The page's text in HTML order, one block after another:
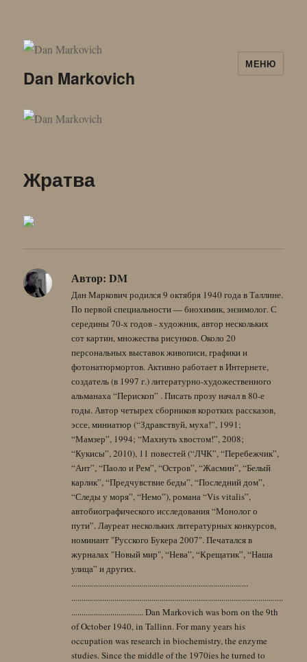
Dan Markovich
МЕНЮ
Жратва
Автор: DM
Дан Маркович родился 9 октября 1940 года в Таллине.
По первой специальности — биохимик, энзимолог. С
середины 70-х годов - художник, автор нескольких
сот картин, множества рисунков. Около 20
персональных выставок живописи, графики и
фотонатюрмортов. Активно работает в Интернете,
создатель (в 1997 г.) литературно-художественного
альманаха “Перископ” . Писать прозу начал в 80-е
годы. Автор четырех сборников коротких рассказов,
эссе, миниатюр (“Здравствуй, муха!”, 1991;
“Мамзер”, 1994; “Махнуть хвостом!”, 2008;
“Кукисы”, 2010), 11 повестей (“ЛЧК”, “Перебежчик”,
“Ант”, “Паоло и Рем”, “Остров”, “Жасмин”, “Белый
карлик”, “Предчувствие беды”, “Последний дом”,
“Следы у моря”, “Немо”), романа “Vis vitalis”,
автобиографического исследования “Монолог о
пути”. Лауреат нескольких литературных конкурсов,
номинант "Русского Букера 2007". Печатался в
журналах "Новый мир", “Нева”, “Крещатик”, “Наша
улица” и других.
......................................................................................
.......................................................................................................
................................... Dan Markovich was born on the 9th
of October 1940, in Tallinn. For many years his
occupation was research in biochemistry, the enzyme
studies. Since the middle of the 1970ies he turned to